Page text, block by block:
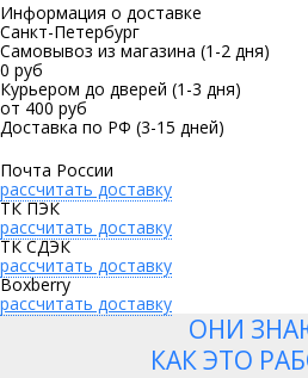
Информация о доставке
Санкт-Петербург
Самовывоз из магазина (1-2 дня)
0 руб
Курьером до дверей (1-3 дня)
от 400 руб
Доставка по РФ (3-15 дней)
Почта России
рассчитать доставку
ТК ПЭК
рассчитать доставку
ТК СДЭК
рассчитать доставку
Boxberry
рассчитать доставку
ОНИ
КАК ЭТО